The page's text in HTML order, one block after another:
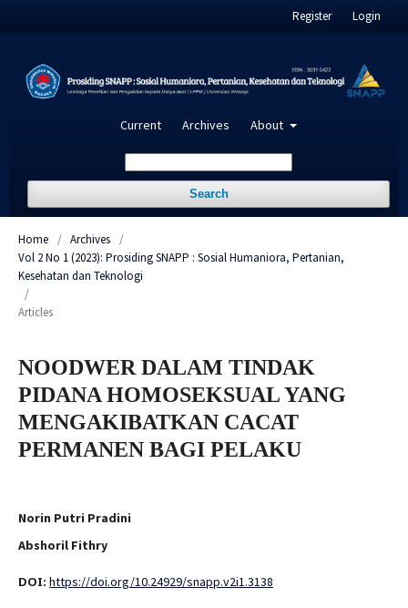
Current Archives About
Search
Register Login
Home / Archives
/
Vol 2 No 1 (2023): Prosiding SNAPP : Sosial Humaniora, Pertanian,
Kesehatan dan Teknologi
/
Articles
NOODWER DALAM TINDAK
PIDANA HOMOSEKSUAL YANG
MENGAKIBATKAN CACAT
PERMANEN BAGI PELAKU
Norin Putri Pradini
Abshoril Fithry
DOI: https://doi.org/10.24929/snapp.v2i1.3138